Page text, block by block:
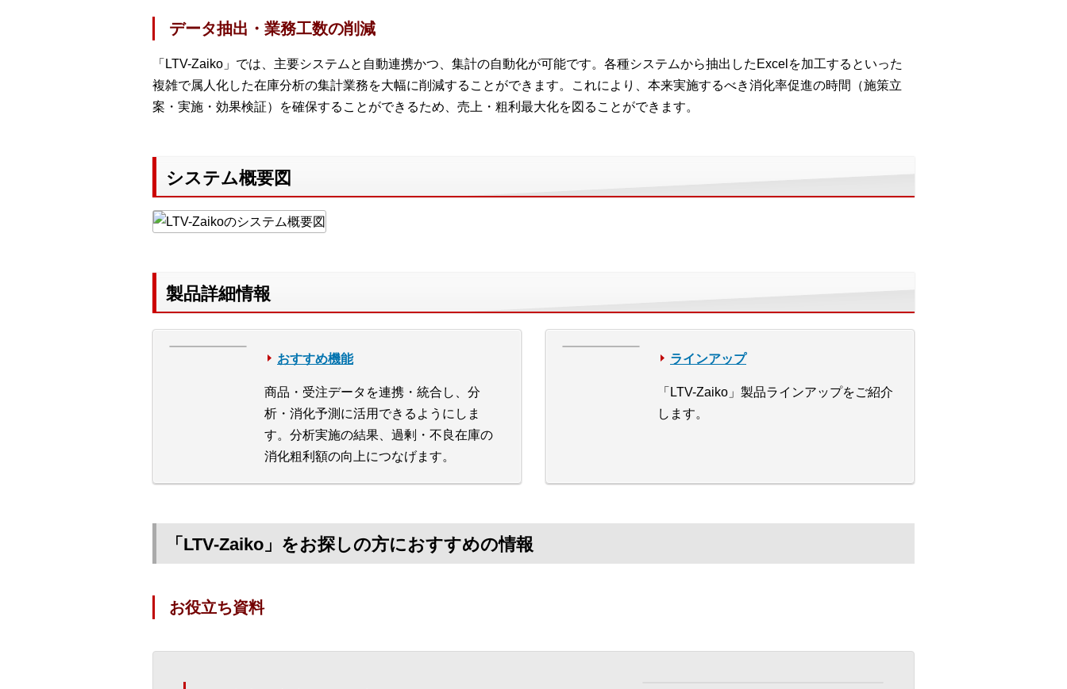
データ抽出・業務工数の削減
「LTV-Zaiko」では、主要システムと自動連携かつ、集計の自動化が可能です。各種システムから抽出したExcelを加工するといった
複雑で属人化した在庫分析の集計業務を大幅に削減することができます。これにより、本来実施するべき消化率促進の時間（施策立
案・実施・効果検証）を確保することができるため、売上・粗利最大化を図ることができます。
システム概要図
製品詳細情報
おすすめ機能
商品・受注データを連携・統合し、分
析・消化予測に活用できるようにしま
す。分析実施の結果、過剰・不良在庫の
消化粗利額の向上につなげます。
ラインアップ
「LTV-Zaiko」製品ラインアップをご紹介
します。
「LTV-Zaiko」をお探しの方におすすめの情報
お役立ち資料